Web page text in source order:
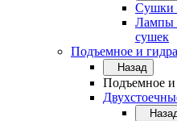
Сушки
Лампы
сушек
Подъемное и
Назад
Подъемное и